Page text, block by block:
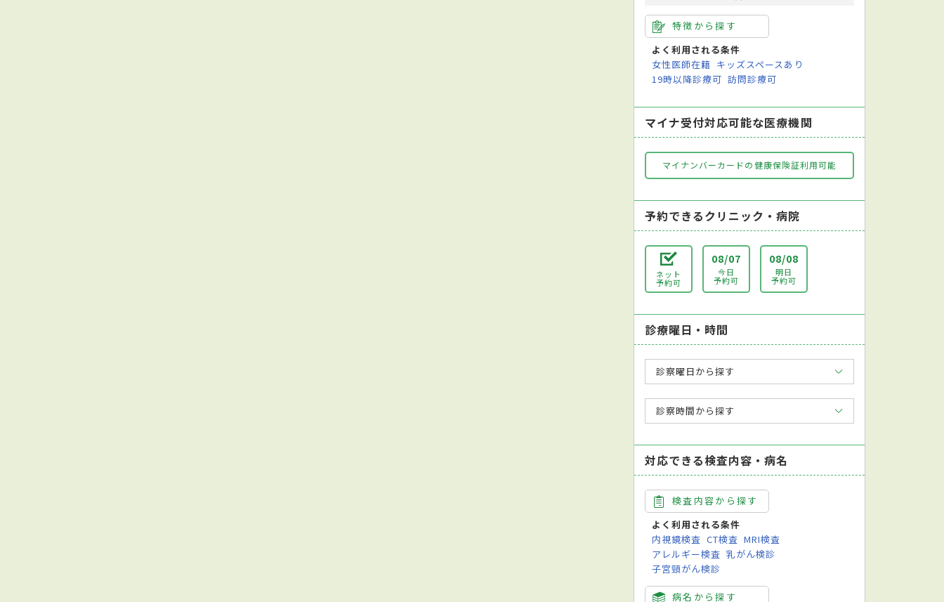
特徴から探す
よく利用される条件
女性医師在籍 キッズスペースあり
19時以降診療可 訪問診療可
マイナ受付対応可能な医療機関
マイナンバーカードの健康保険証利用可能
予約できるクリニック・病院
ネット
予約可
08/07
今日
予約可
08/08
明日
予約可
診療曜日・時間
診察曜日から探す
診察時間から探す
対応できる検査内容・病名
検査内容から探す
よく利用される条件
内視鏡検査 CT検査 MRI検査
アレルギー検査 乳がん検診
子宮頸がん検診
病名から探す